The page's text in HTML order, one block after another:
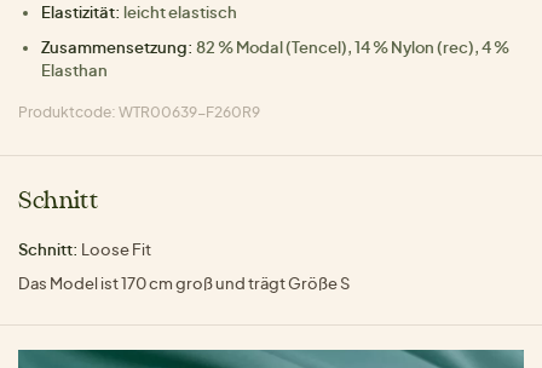
Elastizität: leicht elastisch
Zusammensetzung: 82 % Modal (Tencel), 14 % Nylon (rec), 4 %
Elasthan
Produktcode: WTR00639-F260R9
Schnitt
Schnitt: Loose Fit
Das Model ist 170 cm groß und trägt Größe S